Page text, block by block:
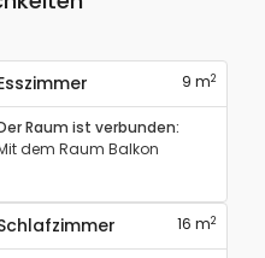
9 m2
Raum ist verbunden:
dem Raum Balkon
16 m2